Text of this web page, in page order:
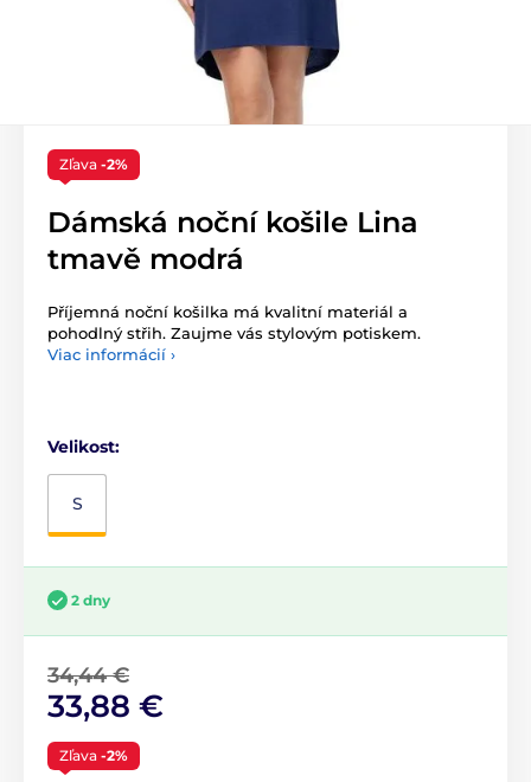
Zľava -2%
Dámská noční košile Lina
tmavě modrá
Příjemná noční košilka má kvalitní materiál a
pohodlný střih. Zaujme vás stylovým potiskem.
Viac informácií ›
Velikost:
S
2 dny
34,44 €
33,88 €
Zľava -2%